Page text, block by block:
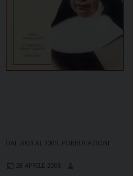
DAL 2003 AL 2005 PUBBLICAZIONI
28 APRILE 2008